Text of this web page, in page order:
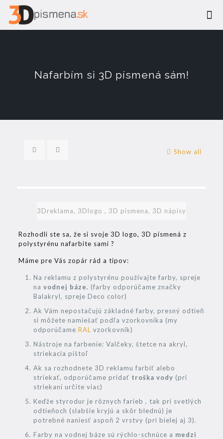
Nafarbím si 3D písmená sám!
Show all
3Dreklama, 3Dlogo , 3D pismena, 3D nápisy
Rozhodli ste sa, že si svoje 3D logo, 3D písmená z
polystyrénu nafarbite sami ?
Máme pre Vás zopár rád a tipov:
Na reklamu z polystyrénu používajte farby, spreje
na vodnej báze. (farby odporúčame značky
Balakryl, spreje Deco color)
Ak Vám nepostačujú základné farby, presný odtieň
si môžete namiešať podľa vzorkovníka (my
odporúčame RAL vzorkovník)
Nástroje na farbenie: Valčeky, štetce na akryl,
striekacia pištoľ
Ak sa rozhodnete 3D reklamu farbiť alebo
striekať, odporúčame pridať troška vody (pri
striekaní určite viac)
Keďže styrodur je rôznych farieb , tak pri svetlých
odtieňoch (slabšie kryjú a skôr blednú) je
potrebné naniesť aspoň 2 vrstvy (pri bielej aj 3).
Farby na vodnej báze sú rýchlo-schnúce a medzi